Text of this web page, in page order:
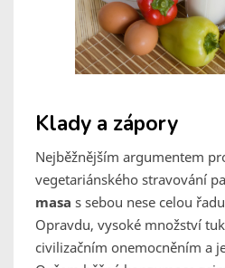
Klady a zápory
Nejběžnějším argumentem
vegetariánského stravování
masa s sebou nese celou
Opravdu, vysoké množství
civilizačním onemocněním a